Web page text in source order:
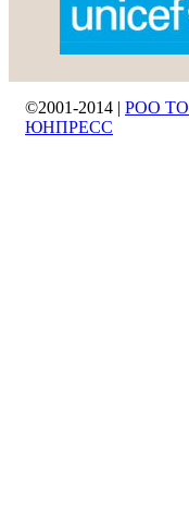
©2001-2014 | РОО ТО
ЮНПРЕСС